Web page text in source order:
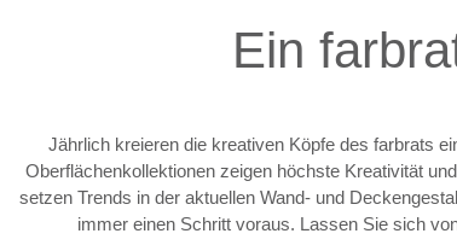
Ein
Jährlich kreieren die kreativen Köpfe des farbrats
Oberflächenkollektionen zeigen höchste Kreativität
setzen Trends in der aktuellen Wand- und
immer einen Schritt voraus. Lassen Sie sich